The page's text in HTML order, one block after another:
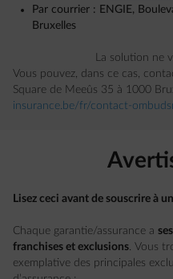
Par courrier : ENGIE,
Bruxelles
La solution ne
Vous pouvez, dans ce cas,
Square de Meeûs 35 à 1000
insurance.be/fr/contact-
Lisez ceci avant de souscrire à
Chaque garantie/assurance a
franchises et exclusions. Vous
exemplative des principales